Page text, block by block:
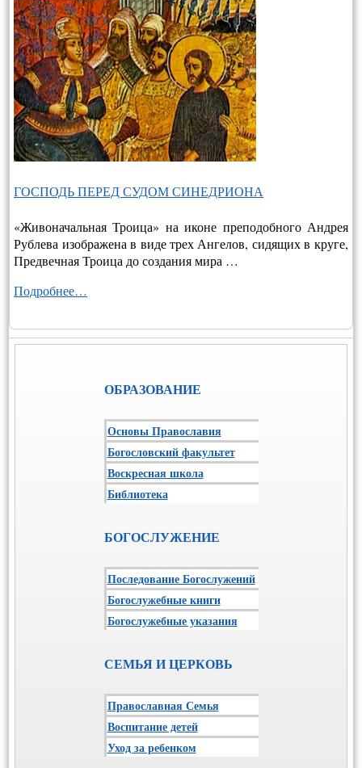
ГОСПОДЬ ПЕРЕД СУДОМ СИНЕДРИОНА
«Живоначальная Троица» на иконе преподобного Андрея
Рублева изображена в виде трех Ангелов, сидящих в круге,
Предвечная Троица до создания мира …
Подробнее…
ОБРАЗОВАНИЕ
Основы Православия
Богословский факультет
Воскресная школа
Библиотека
БОГОСЛУЖЕНИЕ
Последование Богослужений
Богослужебные книги
Богослужебные указания
СЕМЬЯ И ЦЕРКОВЬ
Православная Семья
Воспитание детей
Уход за ребенком